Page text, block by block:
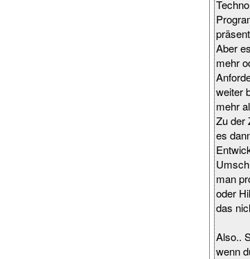
Aber
mehr
weiter
mehr
Zu der
es
man
oder
das
Also..
wenn